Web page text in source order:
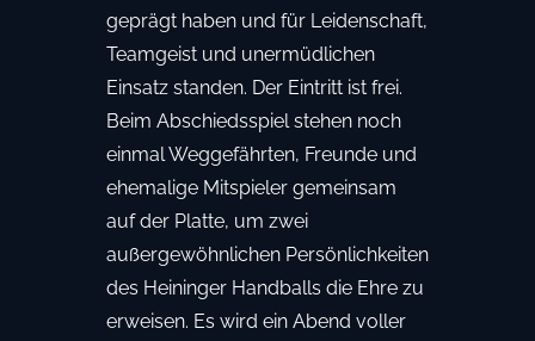
geprägt haben und für Leidenschaft,
Teamgeist und unermüdlichen
Einsatz standen. Der Eintritt ist frei.
Beim Abschiedsspiel stehen noch
einmal Weggefährten, Freunde und
ehemalige Mitspieler gemeinsam
auf der Platte, um zwei
außergewöhnlichen Persönlichkeiten
des Heininger Handballs die Ehre zu
erweisen. Es wird ein Abend voller